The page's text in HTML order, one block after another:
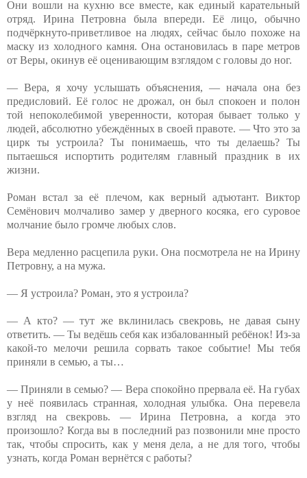
Они вошли на кухню все вместе, как единый карательный
отряд. Ирина Петровна была впереди. Её лицо, обычно
подчёркнуто-приветливое на людях, сейчас было похоже на
маску из холодного камня. Она остановилась в паре метров
от Веры, окинув её оценивающим взглядом с головы до ног.
— Вера, я хочу услышать объяснения, — начала она без
предисловий. Её голос не дрожал, он был спокоен и полон
той непоколебимой уверенности, которая бывает только у
людей, абсолютно убеждённых в своей правоте. — Что это за
цирк ты устроила? Ты понимаешь, что ты делаешь? Ты
пытаешься испортить родителям главный праздник в их
жизни.
Роман встал за её плечом, как верный адъютант. Виктор
Семёнович молчаливо замер у дверного косяка, его суровое
молчание было громче любых слов.
Вера медленно расцепила руки. Она посмотрела не на Ирину
Петровну, а на мужа.
— Я устроила? Роман, это я устроила?
— А кто? — тут же вклинилась свекровь, не давая сыну
ответить. — Ты ведёшь себя как избалованный ребёнок! Из-за
какой-то мелочи решила сорвать такое событие! Мы тебя
приняли в семью, а ты…
— Приняли в семью? — Вера спокойно прервала её. На губах
у неё появилась странная, холодная улыбка. Она перевела
взгляд на свекровь. — Ирина Петровна, а когда это
произошло? Когда вы в последний раз позвонили мне просто
так, чтобы спросить, как у меня дела, а не для того, чтобы
узнать, когда Роман вернётся с работы?